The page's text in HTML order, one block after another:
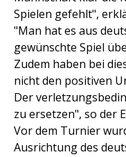
Spielen gefehlt",
"Man hat es aus
gewünschte Spiel
Zudem haben bei
nicht den positiven
Der
zu ersetzen", so der
Vor dem Turnier
Ausrichtung des